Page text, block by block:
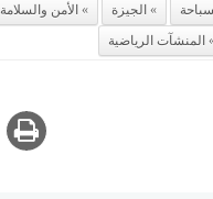
الجيزة الأمن والسلامة
المنشآت الرياضية